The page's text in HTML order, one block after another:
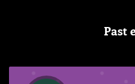
Past